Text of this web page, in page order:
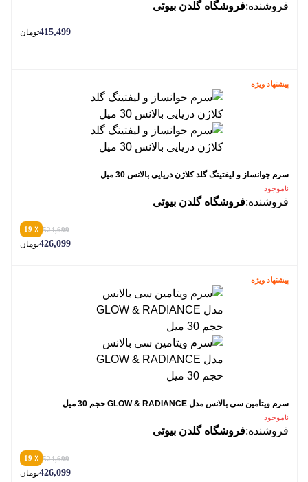
فروشنده:فروشگاه گلدن بیوتی
415,499تومان
پیشنهاد ویژه
سرم جوانساز و لیفتینگ گلد کلاژن دریایی بالانس 30 میل
ناموجود
فروشنده:فروشگاه گلدن بیوتی
524,699 ٪ 19
426,099تومان
پیشنهاد ویژه
سرم ویتامین سی بالانس مدل GLOW & RADIANCE حجم 30 میل
ناموجود
فروشنده:فروشگاه گلدن بیوتی
524,699 ٪ 19
426,099تومان